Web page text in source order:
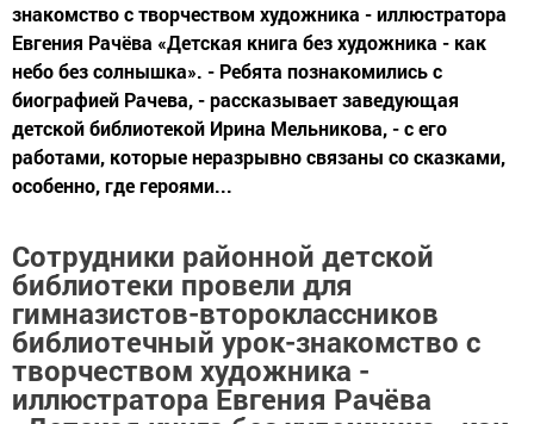
знакомство с творчеством художника - иллюстратора
Евгения Рачёва «Детская книга без художника - как
небо без солнышка». - Ребята познакомились с
биографией Рачева, - рассказывает заведующая
детской библиотекой Ирина Мельникова, - с его
работами, которые неразрывно связаны со сказками,
особенно, где героями...
Сотрудники районной детской
библиотеки провели для
гимназистов-второклассников
библиотечный урок-знакомство с
творчеством художника -
иллюстратора Евгения Рачёва